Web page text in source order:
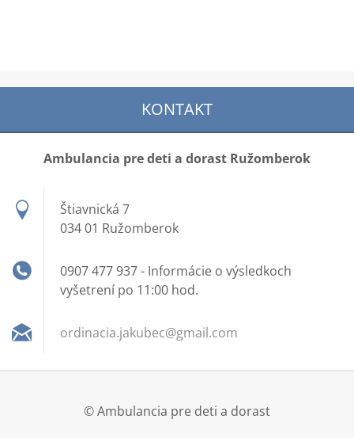
KONTAKT
Ambulancia pre deti a dorast Ružomberok
Štiavnická 7
034 01 Ružomberok
0907 477 937 - Informácie o výsledkoch
vyšetrení po 11:00 hod.
ordinacia.jakubec@gmail.com
© Ambulancia pre deti a dorast